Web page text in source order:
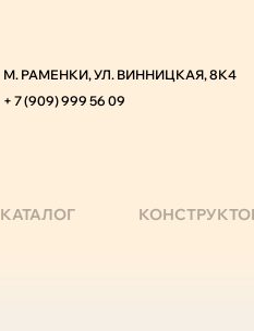
М. РАМЕНКИ, УЛ. ВИННИЦКАЯ, 8К4
+ 7 (909) 999 56 09
КАТАЛОГ